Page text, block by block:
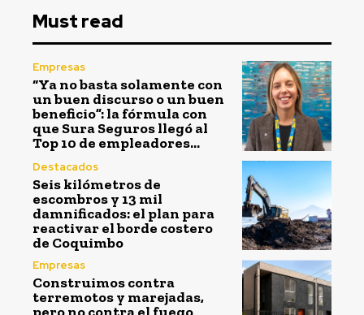
Must read
Empresas
“Ya no basta solamente con
un buen discurso o un buen
beneficio”: la fórmula con
que Sura Seguros llegó al
Top 10 de empleadores...
Destacados
Seis kilómetros de
escombros y 13 mil
damnificados: el plan para
reactivar el borde costero
de Coquimbo
Empresas
Construimos contra
terremotos y marejadas,